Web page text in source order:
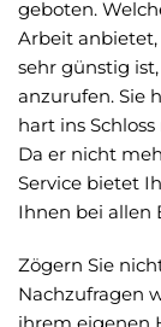
geboten.
Arbeit anbietet,
sehr günstig
anzurufen. Sie
hart ins
Da er nicht
Service bietet
Ihnen bei allen
Zögern Sie
Nachzufragen